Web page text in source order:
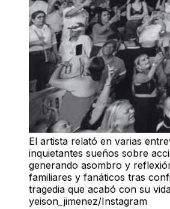
El artista relató en varias
inquietantes sueños sobre
generando asombro y
familiares y fanáticos tras
tragedia que acabó con su
yeison_jimenez/Instagram